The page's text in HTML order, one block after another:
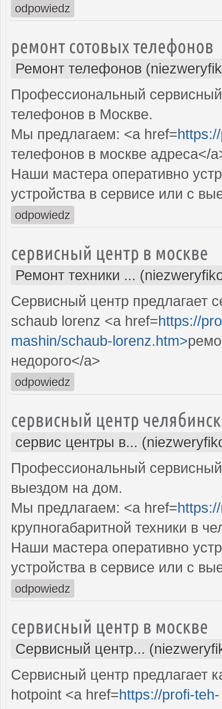
odpowiedz
ремонт сотовых телефонов
Ремонт телефонов
Профессиональный
телефонов в Москве.
Мы предлагаем: <a href=
телефонов в москве адреса</
Наши мастера оперативно
устройства в сервисе или с
odpowiedz
сервисный центр в москве
Ремонт техники ...
Сервисный центр предлагает
schaub lorenz <a href=https://
mashin/schaub-lorenz.htm>
недорого</a>
odpowiedz
сервисный центр
сервис центры в...
Профессиональный
выездом на дом.
Мы предлагаем: <a href=
крупногабаритной техники в
Наши мастера оперативно
устройства в сервисе или с
odpowiedz
сервисный центр в москве
Сервисный центр...
Сервисный центр предлагает
hоtpoint <a href=https://profi-teh-